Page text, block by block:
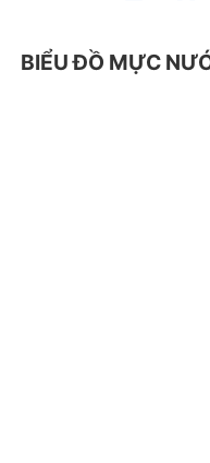
BIỂU ĐỒ MỰC